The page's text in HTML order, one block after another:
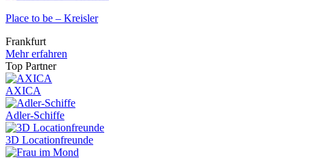
Place to be – Kreisler
Frankfurt
Mehr erfahren
Top Partner
AXICA
Adler-Schiffe
3D Locationfreunde